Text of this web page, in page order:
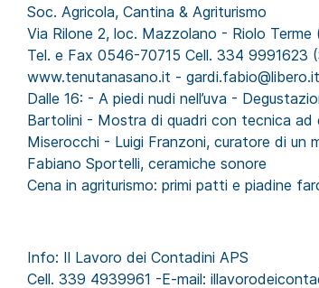
Soc. Agricola, Cantina & Agriturismo
Via Rilone 2, loc. Mazzolano - Riolo Terme
Tel. e Fax 0546-70715 Cell. 334 9991623
www.tenutanasano.it - gardi.fabio@libero.it
Dalle 16: - A piedi nudi nell’uva -
Bartolini - Mostra di quadri con tecnica ad
Miserocchi - Luigi Franzoni, curatore di
Fabiano Sportelli, ceramiche sonore
Cena in agriturismo: primi patti e piadine
Info: Il Lavoro dei Contadini APS
Cell. 339 4939961 -E-mail: